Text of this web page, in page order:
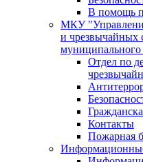
В помощь
МКУ
и чрезвычайных
муниципального
Отдел по
Контакты
Пожарная